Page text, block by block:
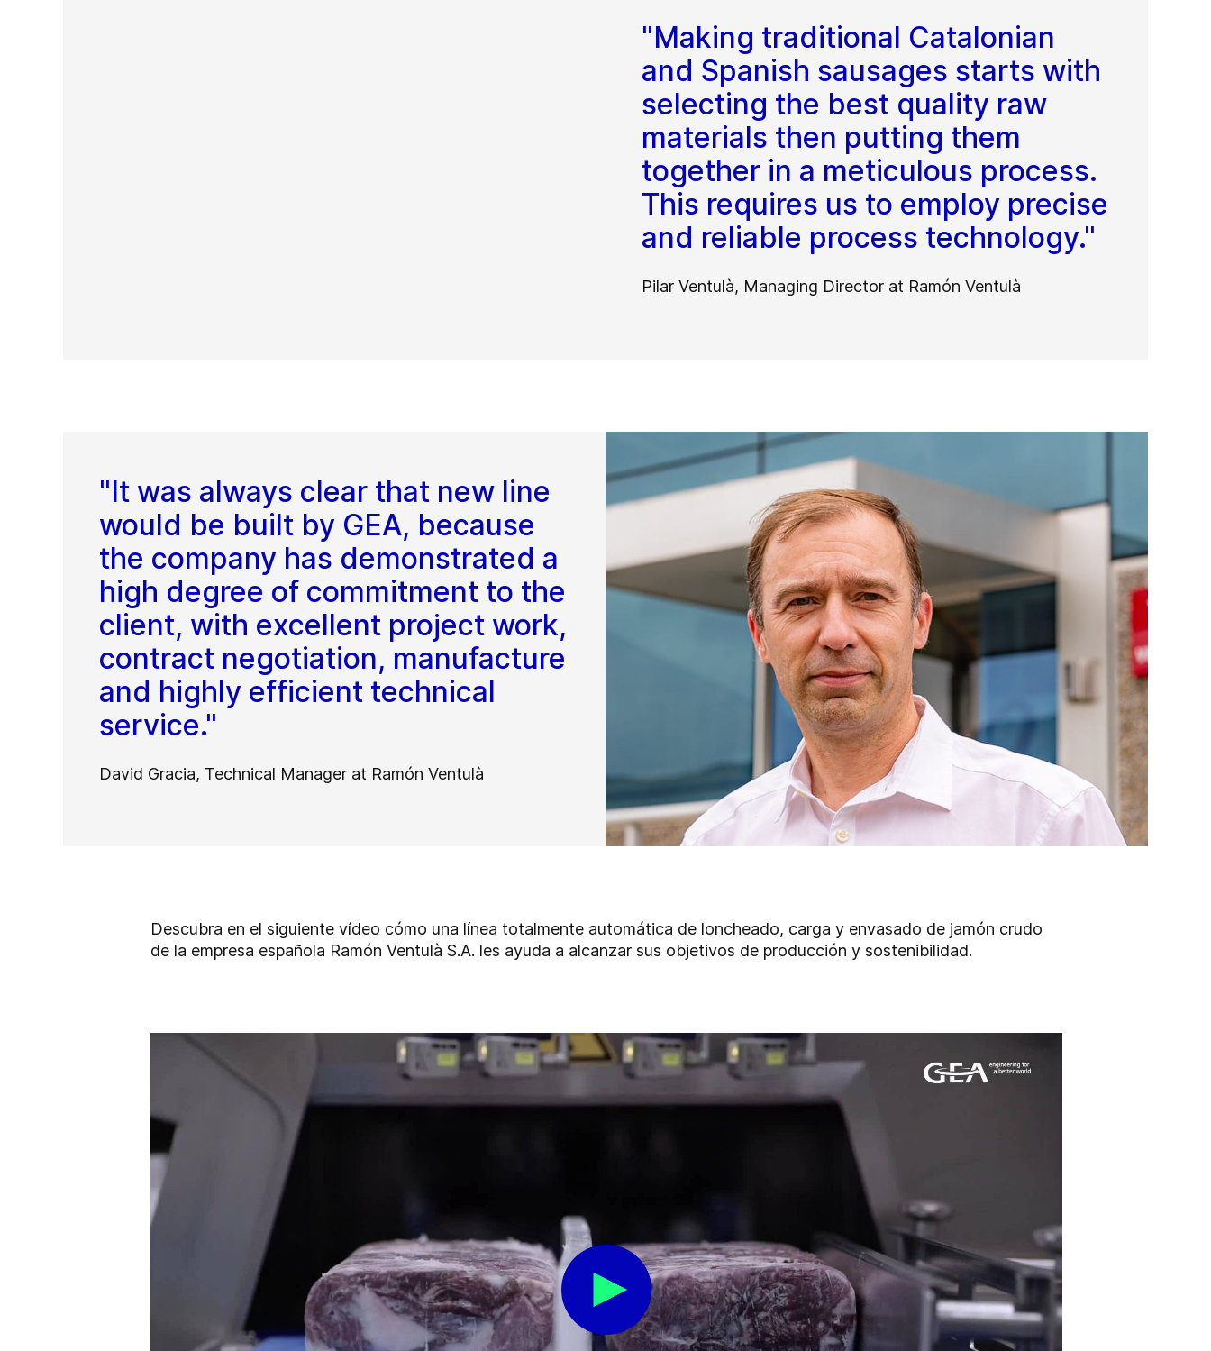
"Making traditional Catalonian
and Spanish sausages starts with
selecting the best quality raw
materials then putting them
together in a meticulous process.
This requires us to employ precise
and reliable process technology."
Pilar Ventulà, Managing Director at Ramón Ventulà
"It was always clear that new line
would be built by GEA, because
the company has demonstrated a
high degree of commitment to the
client, with excellent project work,
contract negotiation, manufacture
and highly efficient technical
service."
David Gracia, Technical Manager at Ramón Ventulà
Descubra en el siguiente vídeo cómo una línea totalmente automática de loncheado, carga y envasado de jamón crudo
de la empresa española Ramón Ventulà S.A. les ayuda a alcanzar sus objetivos de producción y sostenibilidad.